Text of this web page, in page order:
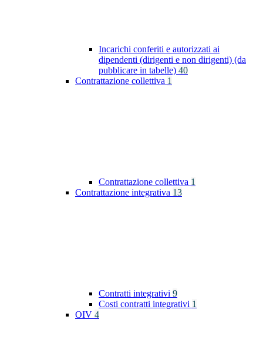
Incarichi conferiti e autorizzati ai
dipendenti (dirigenti e non dirigenti) (da
pubblicare in tabelle) 40
Contrattazione collettiva 1
Contrattazione collettiva 1
Contrattazione integrativa 13
Contratti integrativi 9
Costi contratti integrativi 1
OIV 4